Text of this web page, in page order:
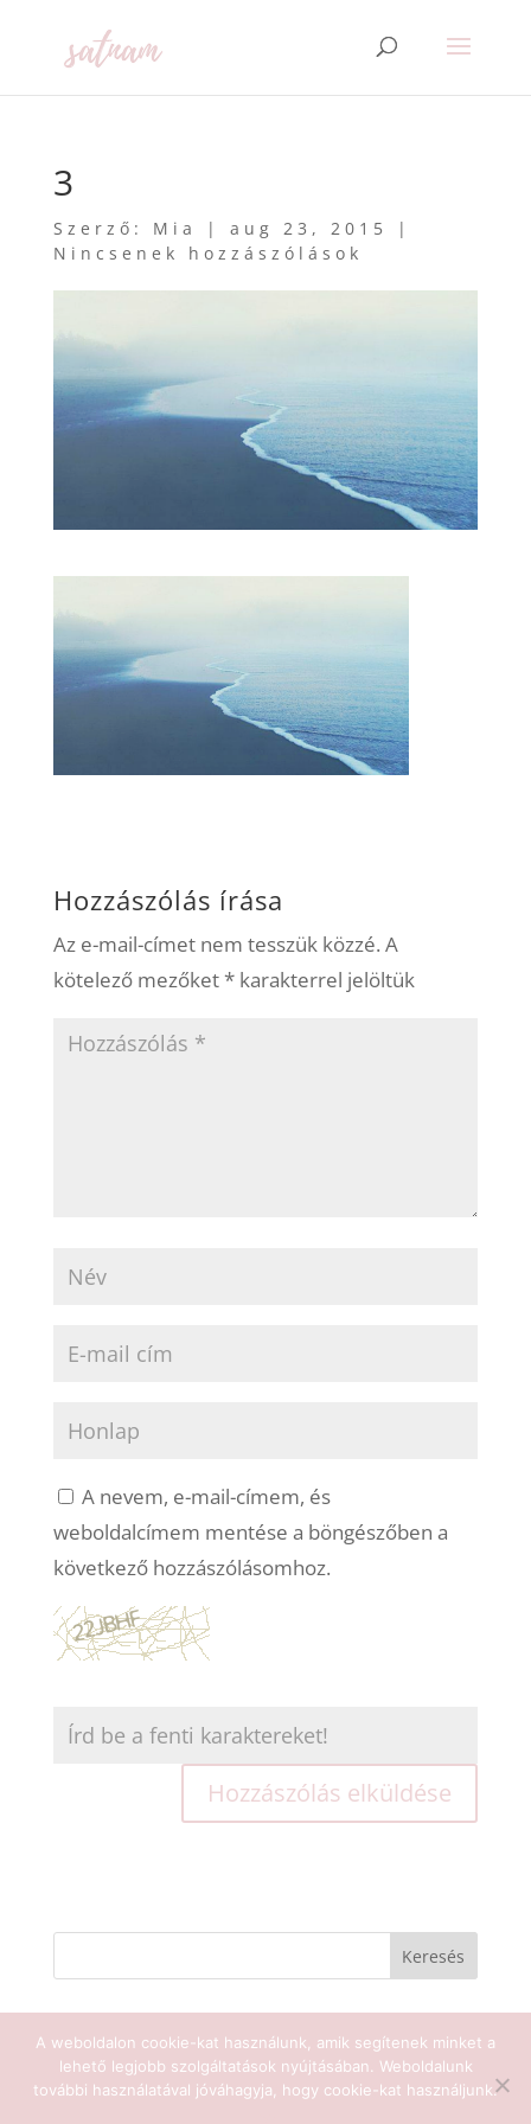
3
Szerző: Mia | aug 23, 2015
|
Nincsenek hozzászólások
Hozzászólás írása
Az e-mail-címet nem tesszük közzé. A
kötelező mezőket*karakterrel jelöltük
A nevem, e-mail-címem, és
weboldalcímem mentése a böngészőben a
következő hozzászólásomhoz.
Sat Nam Jóga 2025 - Minden jog
A weboldalon cookie-kat használunk, amik segítenek minket a
lehető legjobb szolgáltatások nyújtásában. Weboldalunk
további használatával jóváhagyja, hogy cookie-kat használjunk.